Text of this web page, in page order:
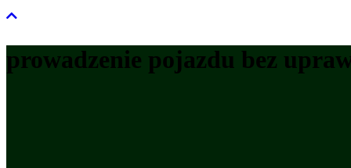
prowadzenie pojazdu bez